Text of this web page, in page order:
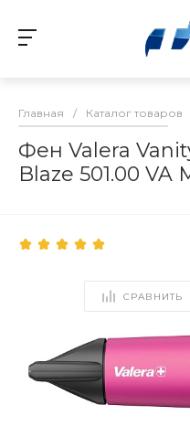
Главная / Каталог товаров
Фен Valera
Blaze 501.00 VA
СРАВНИТЬ